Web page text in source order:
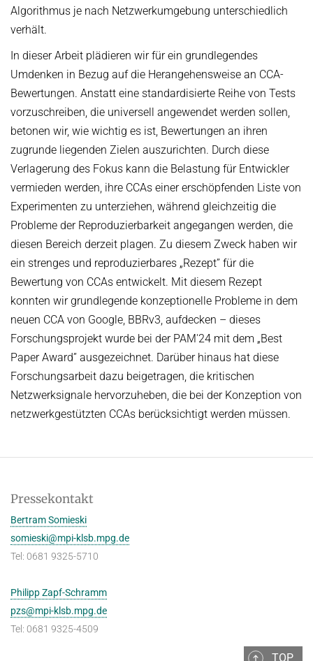
Algorithmus je nach Netzwerkumgebung unterschiedlich
verhält.
In dieser Arbeit plädieren wir für ein grundlegendes
Umdenken in Bezug auf die Herangehensweise an CCA-
Bewertungen. Anstatt eine standardisierte Reihe von Tests
vorzuschreiben, die universell angewendet werden sollen,
betonen wir, wie wichtig es ist, Bewertungen an ihren
zugrunde liegenden Zielen auszurichten. Durch diese
Verlagerung des Fokus kann die Belastung für Entwickler
vermieden werden, ihre CCAs einer erschöpfenden Liste von
Experimenten zu unterziehen, während gleichzeitig die
Probleme der Reproduzierbarkeit angegangen werden, die
diesen Bereich derzeit plagen. Zu diesem Zweck haben wir
ein strenges und reproduzierbares „Rezept” für die
Bewertung von CCAs entwickelt. Mit diesem Rezept
konnten wir grundlegende konzeptionelle Probleme in dem
neuen CCA von Google, BBRv3, aufdecken – dieses
Forschungsprojekt wurde bei der PAM'24 mit dem „Best
Paper Award” ausgezeichnet. Darüber hinaus hat diese
Forschungsarbeit dazu beigetragen, die kritischen
Netzwerksignale hervorzuheben, die bei der Konzeption von
netzwerkgestützten CCAs berücksichtigt werden müssen.
Pressekontakt
Bertram Somieski
somieski@mpi-klsb.mpg.de
Tel: 0681 9325-5710
Philipp Zapf-Schramm
pzs@mpi-klsb.mpg.de
Tel: 0681 9325-4509
TOP